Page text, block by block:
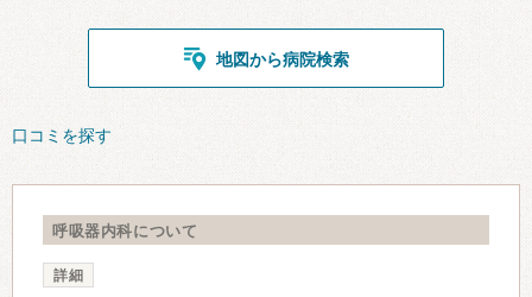
地図から病院検索
口コミを探す
呼吸器内科について
詳細